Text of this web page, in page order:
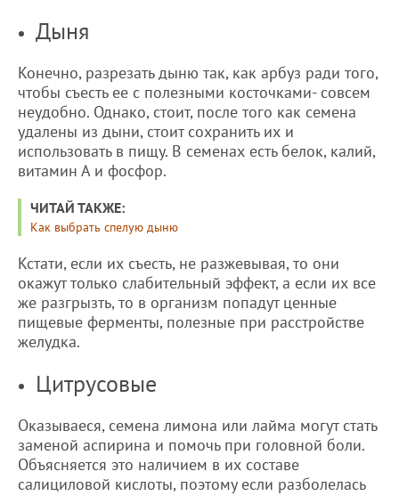
Дыня
Конечно, разрезать дыню так, как арбуз ради того,
чтобы съесть ее с полезными косточками- совсем
неудобно. Однако, стоит, после того как семена
удалены из дыни, стоит сохранить их и
использовать в пищу. В семенах есть белок, калий,
витамин А и фосфор.
ЧИТАЙ ТАКЖЕ:
Как выбрать спелую дыню
Кстати, если их съесть, не разжевывая, то они
окажут только слабительный эффект, а если их все
же разгрызть, то в организм попадут ценные
пищевые ферменты, полезные при расстройстве
желудка.
Цитрусовые
Оказываеся, семена лимона или лайма могут стать
заменой аспирина и помочь при головной боли.
Объясняется это наличием в их составе
салициловой кислоты, поэтому если разболелась